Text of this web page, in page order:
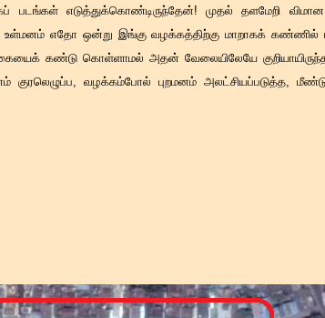
எடுத்துக்கொண்டிருந்தேன்! முதல் தளமேறி விமான
எதோ ஒன்று இங்கு வழக்கத்திற்கு மாறாகக் கண்ணில்
கண்டு கொள்ளாமல் அதன் வேலையிலேயே
குரலெழுப்ப, வழக்கம்போல் புறமனம் அலட்சியப்படுத்த,